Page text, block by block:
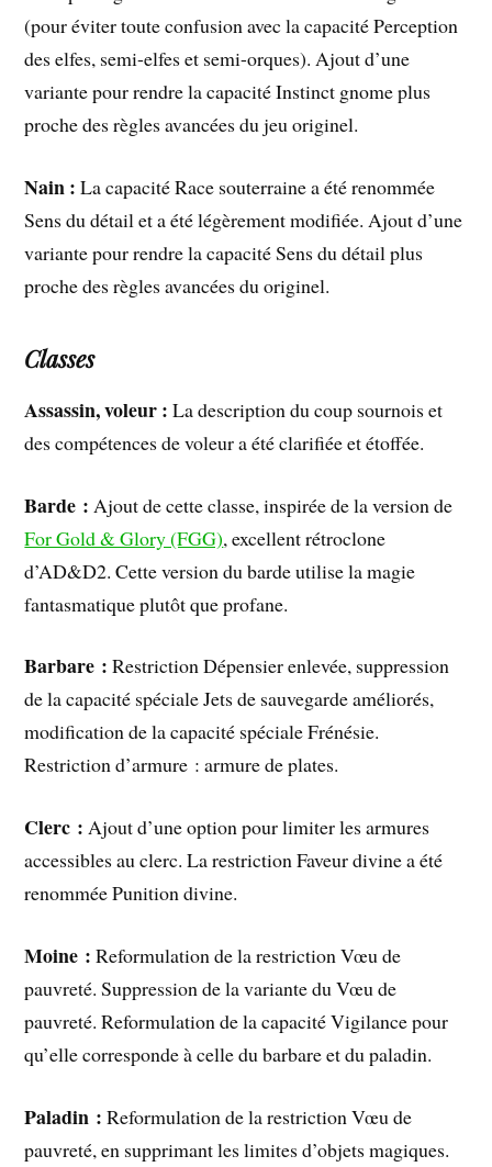
(pour éviter toute confusion avec la capacité Perception
des elfes, semi-elfes et semi-orques). Ajout d’une
variante pour rendre la capacité Instinct gnome plus
proche des règles avancées du jeu originel.
Nain : La capacité Race souterraine a été renommée
Sens du détail et a été légèrement modifiée. Ajout d’une
variante pour rendre la capacité Sens du détail plus
proche des règles avancées du originel.
Classes
Assassin, voleur : La description du coup sournois et
des compétences de voleur a été clarifiée et étoffée.
Barde : Ajout de cette classe, inspirée de la version de
For Gold & Glory (FGG), excellent rétroclone
d’AD&D2. Cette version du barde utilise la magie
fantasmatique plutôt que profane.
Barbare : Restriction Dépensier enlevée, suppression
de la capacité spéciale Jets de sauvegarde améliorés,
modification de la capacité spéciale Frénésie.
Restriction d’armure : armure de plates.
Clerc : Ajout d’une option pour limiter les armures
accessibles au clerc. La restriction Faveur divine a été
renommée Punition divine.
Moine : Reformulation de la restriction Vœu de
pauvreté. Suppression de la variante du Vœu de
pauvreté. Reformulation de la capacité Vigilance pour
qu’elle corresponde à celle du barbare et du paladin.
Paladin : Reformulation de la restriction Vœu de
pauvreté, en supprimant les limites d’objets magiques.